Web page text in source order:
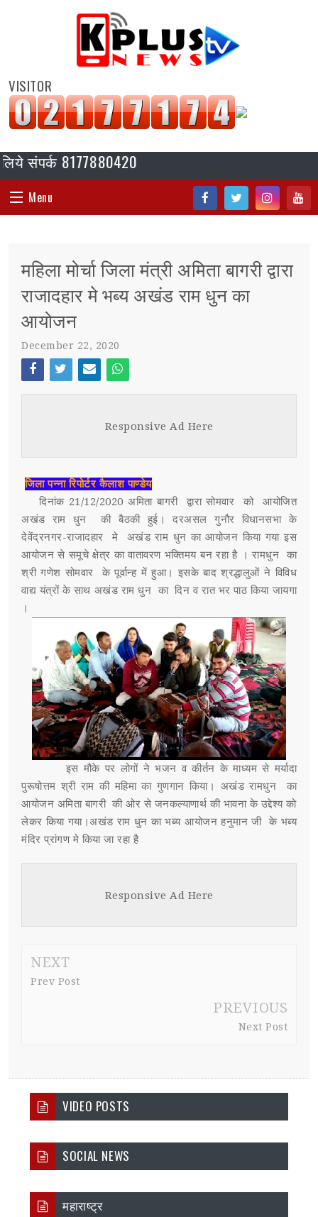
VISITOR
8177880420
Menu
ok
am
संपादकीय
जॉब/ नोकरी
स्पर्धा परीक्षा
POST WITH LEFT SIDEBAR
POST WITHOUT SIDEBAR
SUB MENU 3
PARENTAL MENU
PARENTAL MENU
PARENTAL MENU
PARENTAL MENU
SUB MENU 4
VIDEO POSTS
SOCIAL NEWS
महाराष्ट्र
महिला मोर्चा जिला मंत्री अमिता बागरी द्वारा
राजादहार मे भब्य अखंड राम धुन का
आयोजन
December 22, 2020
Face
Twi
Ema
Wh
Responsive Ad Here
जिला पन्ना रिपोर्टर कैलाश पाण्डेय
दिनांक 21/12/2020 अमिता बागरी द्वारा सोमवार को आयोजित
अखंड राम धुन की बैठकी हुई। दरअसल गुनौर विधानसभा के
देवेंद्रनगर-राजादहार मे अखंड राम धुन का आयोजन किया गया इस
आयोजन से समूचे क्षेत्र का वातावरण भक्तिमय बन रहा है । रामधुन का
श्री गणेश सोमवार के पूर्वान्ह में हुआ। इसके बाद श्रद्धालुओं ने विविध
वाद्य यंत्रों के साथ अखंड राम धुन का दिन व रात भर पाठ किया जायगा
।
इस मौके पर लोगों ने भजन व कीर्तन के माध्यम से मर्यादा
पुरूषोत्तम श्री राम की महिमा का गुणगान किया। अखंड रामधुन का
आयोजन अमिता बागरी की ओर से जनकल्याणार्थ की भावना के उद्देश्य को
लेकर किया गया।अखंड राम धुन का भब्य आयोजन हनुमान जी के भब्य
मंदिर प्रांगण मे किया जा रहा है
Responsive Ad Here
NEXT
Prev Post
PREVIOUS
Next Post